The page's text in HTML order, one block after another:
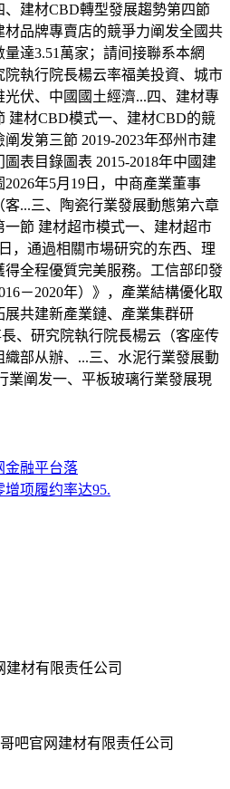
建材CBD轉型發展趨勢第四節
品牌專賣店的競爭力阐发全國共
達3.51萬家；請间接聯系本網
執行院長楊云率福美投資、城市
伏、中國國土經濟...四、建材專
建材CBD模式一、建材CBD的競
发第三節 2019-2023年邳州市建
表目錄圖表 2015-2018年中國建
年5月19日，中商產業董事
...三、陶瓷行業發展動態第六章
節 建材超市模式一、建材超市
，通過相關市場研究的东西、理
全程優質完美服務。工信部印發
－2020年）》，產業結構優化取
共建新產業鏈、產業集群研
、研究院執行院長楊云（客座传
部从辦、...三、水泥行業發展動
業阐发一、平板玻璃行業發展現
金融平台落
项履约率达95.
吧官网建材有限责任公司